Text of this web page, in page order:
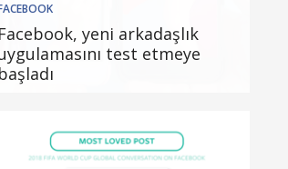
Facebook, yeni arkadaşlık
test etmeye
başladı